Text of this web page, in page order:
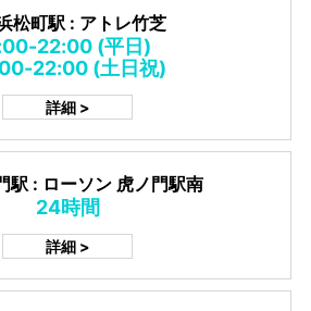
松町駅 : アトレ竹芝
22:00 (平日)
22:00 (土日祝)
詳細 >
駅 : ローソン 虎ノ門駅南
24時間
詳細 >